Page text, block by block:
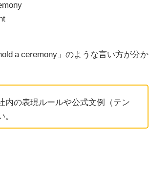
a ceremony」のような言い方が分か
内の表現ルールや公式文例（テン
。